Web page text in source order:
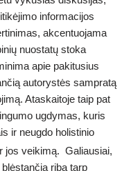
informacijos
akcentuojama
nuostatų stoka
apie pakitusius
autorystės sampratą
Ataskaitoje taip pat
ugdymas, kuris
ir neugdo holistinio
jos veikimą. Galiausiai,
ribą tarp